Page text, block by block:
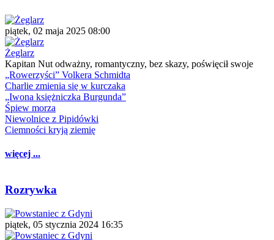
piątek, 02 maja 2025 08:00
Żeglarz
Kapitan Nut odważny, romantyczny, bez skazy, poświęcił swoje
„Rowerzyści” Volkera Schmidta
Charlie zmienia się w kurczaka
„Iwona księżniczka Burgunda”
Śpiew morza
Niewolnice z Pipidówki
Ciemności kryją ziemię
więcej ...
Rozrywka
piątek, 05 stycznia 2024 16:35